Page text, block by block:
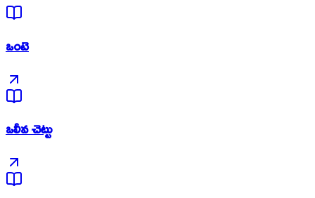
ఒంటె
ఒలీవ చెట్టు